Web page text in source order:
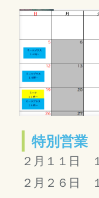
特別営業
２月１１日
２月２６日